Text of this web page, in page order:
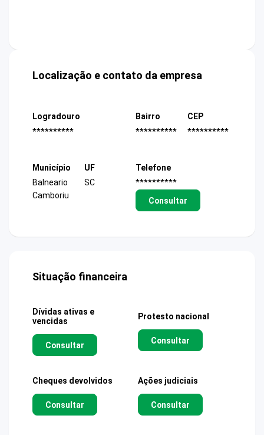
Localização e contato da empresa
Logradouro
**********
Bairro
**********
CEP
**********
Município
Balneario
Camboriu
UF
SC
Telefone
**********
Consultar
Situação financeira
Dívidas ativas e
vencidas
Consultar
Protesto nacional
Consultar
Cheques devolvidos
Consultar
Ações judiciais
Consultar